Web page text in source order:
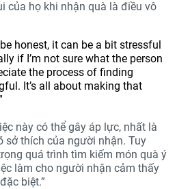
của họ khi nhận quà là điều vô
honest, it can be a bit stressful
if I’m not sure what the person
the process of finding
It’s all about making that
này có thể gây áp lực, nhất là
sở thích của người nhận. Tuy
quá trình tìm kiếm món quà ý
làm cho người nhận cảm thấy
biệt.”